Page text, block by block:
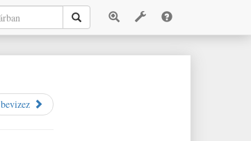
bevizez